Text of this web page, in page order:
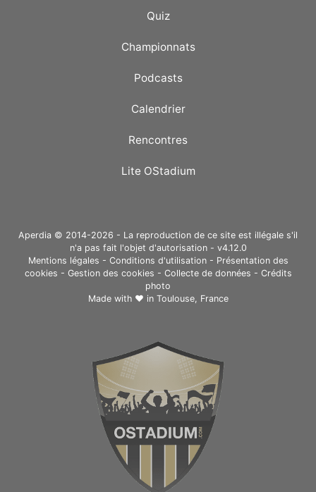
Quiz
Championnats
Podcasts
Calendrier
Rencontres
Lite OStadium
Aperdia © 2014-2026 - La reproduction de ce site est illégale s'il
n'a pas fait l'objet d'autorisation - v4.12.0
Mentions légales - Conditions d'utilisation- Présentation des
cookies - Gestion des cookies - Collecte de données - Crédits
photo
Made with ❤ in Toulouse, France